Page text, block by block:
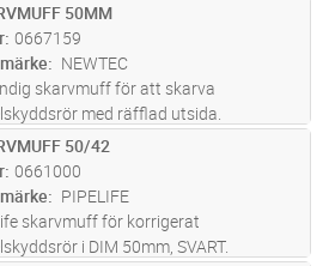
Lägg i kundvagn
50MM
0667159
NEWTEC
skarvmuff för att skarva
med räfflad utsida.
Lägg i kundvagn
50/42
0661000
PIPELIFE
skarvmuff för korrigerat
i DIM 50mm, SVART.